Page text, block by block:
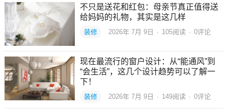
不只是送花和红包：母亲节真正值得送
给妈妈的礼物，其实是这几样
装修 2026年 7月 9日 · 105阅读 · 0评论
现在最流行的窗户设计：从“能通风”到
“会生活”，这几个设计趋势可以了解一
下！
装修 2026年 7月 9日 · 149阅读 · 0评论